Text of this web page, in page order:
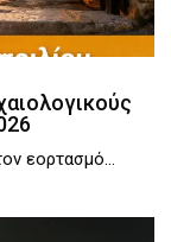
εορτασμό...